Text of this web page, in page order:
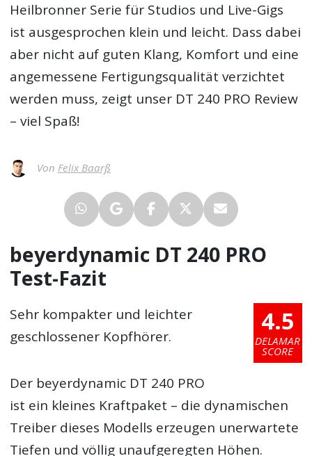
Heilbronner Serie für Studios und Live-Gigs
ist ausgesprochen klein und leicht. Dass dabei
aber nicht auf guten Klang, Komfort und eine
angemessene Fertigungsqualität verzichtet
werden muss, zeigt unser DT 240 PRO Review
– viel Spaß!
Von Felix Baarß
beyerdynamic DT 240 PRO
Test-Fazit
4.5
DELAMAR
SCORE
Sehr kompakter und leichter
geschlossener Kopfhörer.
Der beyerdynamic DT 240 PRO
ist ein kleines Kraftpaket – die dynamischen
Treiber dieses Modells erzeugen unerwartete
Tiefen und völlig unaufgeregten Höhen.